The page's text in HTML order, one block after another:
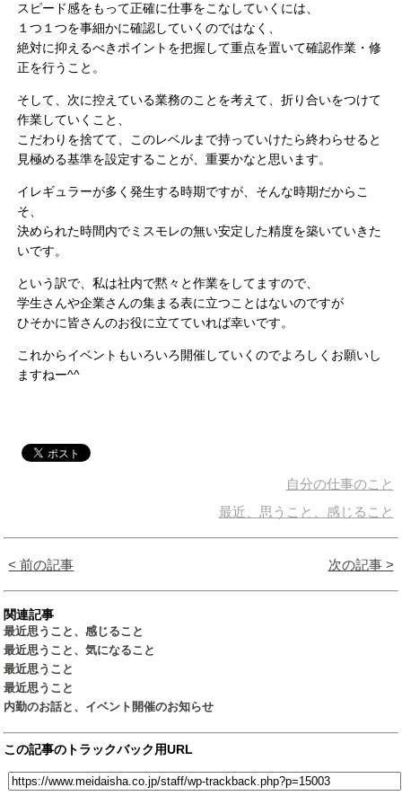
スピード感をもって正確に仕事をこなしていくには、
１つ１つを事細かに確認していくのではなく、
絶対に抑えるべきポイントを把握して重点を置いて確認作業・修
正を行うこと。
そして、次に控えている業務のことを考えて、折り合いをつけて
作業していくこと、
こだわりを捨てて、このレベルまで持っていけたら終わらせると
見極める基準を設定することが、重要かなと思います。
イレギュラーが多く発生する時期ですが、そんな時期だからこ
そ、
決められた時間内でミスモレの無い安定した精度を築いていきた
いです。
という訳で、私は社内で黙々と作業をしてますので、
学生さんや企業さんの集まる表に立つことはないのですが
ひそかに皆さんのお役に立てていれば幸いです。
これからイベントもいろいろ開催していくのでよろしくお願いし
ますねー^^
自分の仕事のこと
最近、思うこと、感じること
< 前の記事 次の記事 >
関連記事
最近思うこと、感じること
最近思うこと、気になること
最近思うこと
最近思うこと
内勤のお話と、イベント開催のお知らせ
この記事のトラックバック用URL